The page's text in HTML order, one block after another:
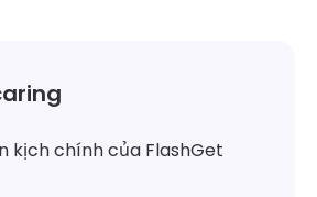
kịch chính của FlashGet